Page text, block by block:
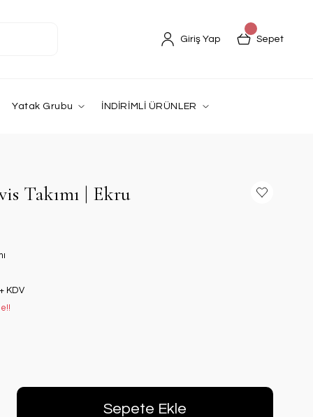
Giriş Yap Sepet
Yatak Grubu İNDİRİMLİ ÜRÜNLER
Takımı | Ekru
KDV
Sepete Ekle